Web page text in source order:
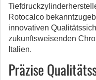
Rotocalco
innovativen
zukunftsweisenden
Italien.
Präzise